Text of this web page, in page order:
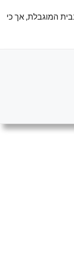
המוגבלת, אך כי